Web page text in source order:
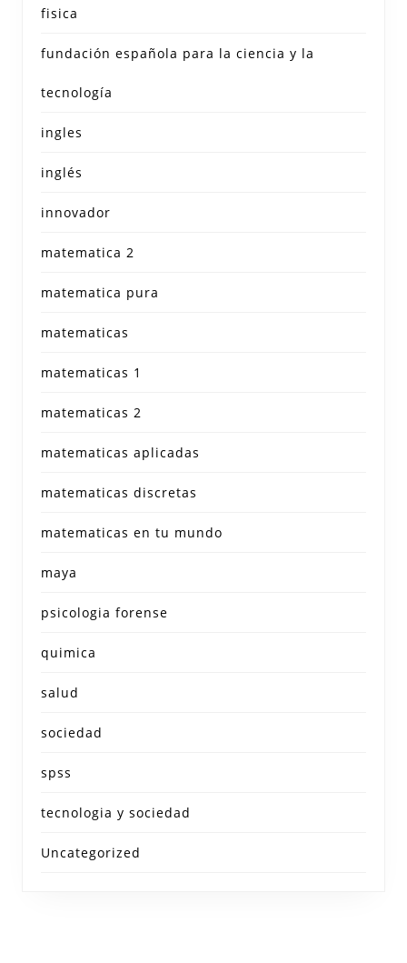
fisica
fundación española para la ciencia y la
tecnología
ingles
inglés
innovador
matematica 2
matematica pura
matematicas
matematicas 1
matematicas 2
matematicas aplicadas
matematicas discretas
matematicas en tu mundo
maya
psicologia forense
quimica
salud
sociedad
spss
tecnologia y sociedad
Uncategorized